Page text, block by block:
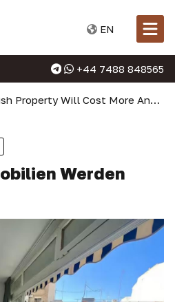
EN
+44 7488 848565
Property Will Cost More And More
Werden